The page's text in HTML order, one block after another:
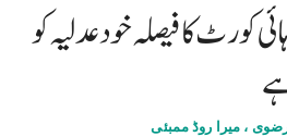
کورٹ کا فیصلہ خود عدلیہ کو
، میرا روڈ ممبئی